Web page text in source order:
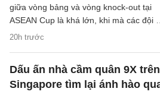
20h trước
giữa vòng bảng và vòng knock-out tại
ASEAN Cup là khá lớn, khi mà các đội sẽ
có quãng nghỉ lên tới một tuần cho các
Dấu ấn nhà cầm quân 9X
Singapore tìm lại ánh hào